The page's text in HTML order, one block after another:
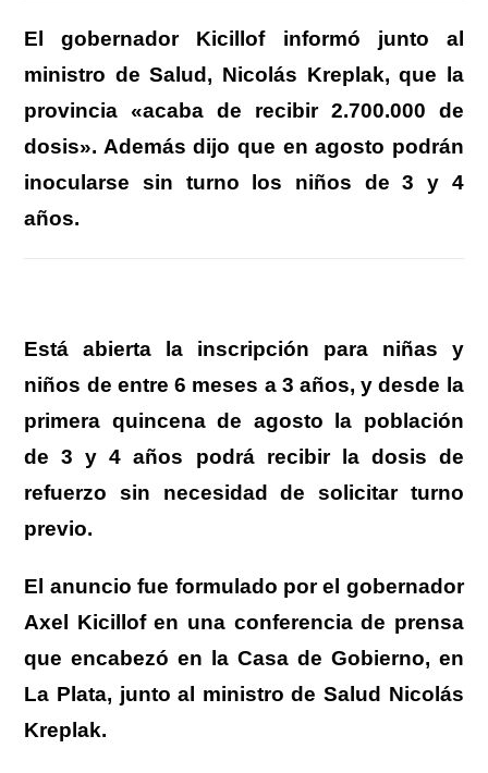
at
s
A
p
p
e
gr
a
m
c
e
b
o
o
k
ss
e
n
g
er
e
sk
y
ail
p
ar
tir
El gobernador Kicillof informó junto al
ministro de Salud, Nicolás Kreplak, que la
provincia «acaba de recibir 2.700.000 de
dosis». Además dijo que en agosto podrán
inocularse sin turno los niños de 3 y 4
años.
Está abierta la inscripción para niñas y
niños de entre 6 meses a 3 años, y desde la
primera quincena de agosto la población
de 3 y 4 años podrá recibir la dosis de
refuerzo sin necesidad de solicitar turno
previo.
El anuncio fue formulado por el gobernador
Axel Kicillof en una conferencia de prensa
que encabezó en la Casa de Gobierno, en
La Plata, junto al ministro de Salud Nicolás
Kreplak.